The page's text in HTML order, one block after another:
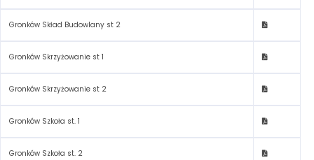
Gronków Skład Budowlany st 2
Gronków Skrzyżowanie st 1
Gronków Skrzyżowanie st 2
Gronków Szkoła st. 1
Gronków Szkoła st. 2